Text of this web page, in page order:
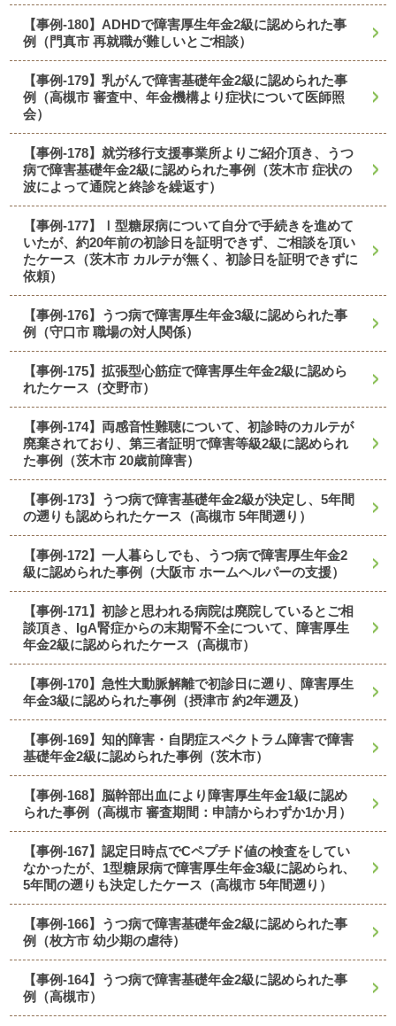
【事例-180】ADHDで障害厚生年金2級に認められた事
例（門真市 再就職が難しいとご相談）
【事例-179】乳がんで障害基礎年金2級に認められた事
例（高槻市 審査中、年金機構より症状について医師照
会）
【事例-178】就労移行支援事業所よりご紹介頂き、うつ
病で障害基礎年金2級に認められた事例（茨木市 症状の
波によって通院と終診を繰返す）
【事例-177】Ⅰ型糖尿病について自分で手続きを進めて
いたが、約20年前の初診日を証明できず、ご相談を頂い
たケース（茨木市 カルテが無く、初診日を証明できずに
依頼）
【事例-176】うつ病で障害厚生年金3級に認められた事
例（守口市 職場の対人関係）
【事例-175】拡張型心筋症で障害厚生年金2級に認めら
れたケース（交野市）
【事例-174】両感音性難聴について、初診時のカルテが
廃棄されており、第三者証明で障害等級2級に認められ
た事例（茨木市 20歳前障害）
【事例-173】うつ病で障害基礎年金2級が決定し、5年間
の遡りも認められたケース（高槻市 5年間遡り）
【事例-172】一人暮らしでも、うつ病で障害厚生年金2
級に認められた事例（大阪市 ホームヘルパーの支援）
【事例-171】初診と思われる病院は廃院しているとご相
談頂き、IgA腎症からの末期腎不全について、障害厚生
年金2級に認められたケース（高槻市）
【事例-170】急性大動脈解離で初診日に遡り、障害厚生
年金3級に認められた事例（摂津市 約2年遡及）
【事例-169】知的障害・自閉症スペクトラム障害で障害
基礎年金2級に認められた事例（茨木市）
【事例-168】脳幹部出血により障害厚生年金1級に認め
られた事例（高槻市 審査期間：申請からわずか1か月）
【事例-167】認定日時点でCペプチド値の検査をしてい
なかったが、1型糖尿病で障害厚生年金3級に認められ、
5年間の遡りも決定したケース（高槻市 5年間遡り）
【事例-166】うつ病で障害基礎年金2級に認められた事
例（枚方市 幼少期の虐待）
【事例-164】うつ病で障害基礎年金2級に認められた事
例（高槻市）